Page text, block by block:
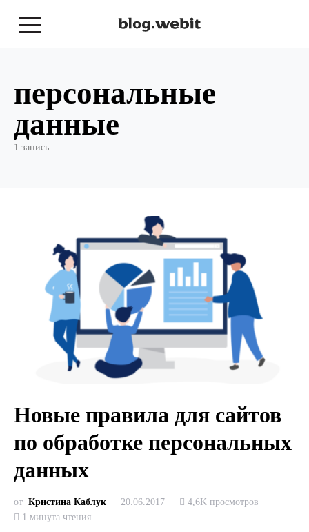
персональные
данные
1 запись
Новые правила для сайтов
по обработке персональных
данных
от Кристина Каблук 20.06.2017
4,6K просмотров
1 минута чтения